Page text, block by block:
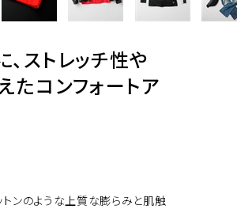
ストレッチ性や
たコンフォートア
トンのような上質な膨らみと肌触